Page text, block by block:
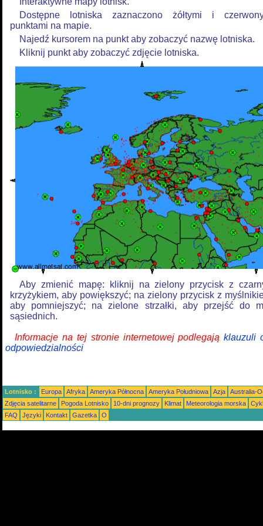
Dostępne lotniska zaznaczono żółtymi i
punktami na mapie.
Najedź kursorem na punkt aby zobaczyć nazwę lotniska.
Kliknij punkt aby zobaczyć zdjęcie lotniska.
Aby zmienić mapę: kliknij na zielony przycisk z
krzyżykiem, aby powiększyć; na zielony przycisk z
aby pomniejszyć; na zielone strzałki, aby przejść do
sąsiednich.
Informacje na tej stronie internetowej podlegająklauzuli
odpowiedzialności
Lotnisko : Europa Afryka Ameryka Północna Ameryka Południowa Azja
Australia-
Zdjęcia satelitarne
Pogoda Lotnisko 10-dni prognozy Klimat Meteorologia morska
FAQ
Języki Kontakt Gazetka O